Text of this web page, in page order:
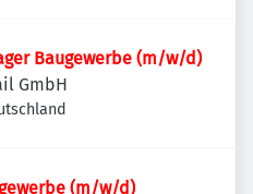
Baugewerbe (m/w/d)
GmbH
(m/w/d)